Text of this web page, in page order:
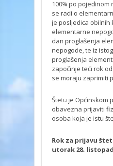
100% po pojedinom
se radi o
je posljedica obilnih
elementarne
dan proglašenja
nepogode, te iz
proglašenja
započinje teći rok
se moraju zaprimiti
Štetu je Općinskom
obavezna prijaviti
osoba koja je istu
Rok za prijavu
utorak 28.